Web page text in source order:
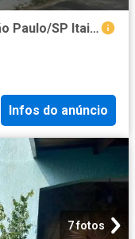
Casa / Sobrado para Venda em São Paulo/SP Itaim Paulista 2 Quartos
Infos do anúncio
7 fotos